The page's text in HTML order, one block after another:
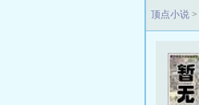
顶点小说 >